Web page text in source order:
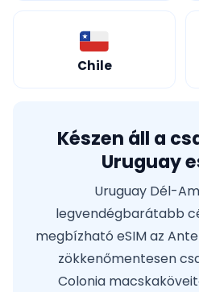
Chile
Készen áll a
Uruguay
Uruguay Dél-
legvendégbarátabb
megbízható eSIM az
zökkenőmentesen
Colonia